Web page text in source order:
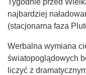
Tygodnie przed
najbardziej
(stacjonarna faza
Werbalna wymiana
światopoglądowych
liczyć z